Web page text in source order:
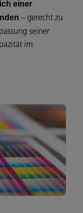
einer
– gerecht zu
seiner
im